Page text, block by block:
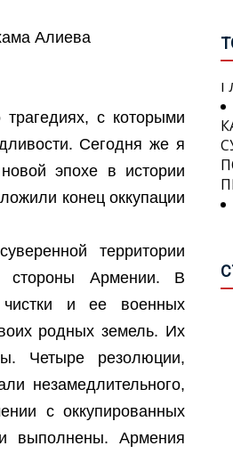
Алиева
с которыми
Сегодня же я
эпохе в истории
конец оккупации
территории
стороны Армении. В
чистки и ее военных
родных земель. Их
Четыре резолюции,
незамедлительного,
с оккупированных
выполнены. Армения